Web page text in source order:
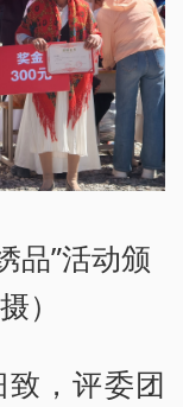
品”活动颁
）
，评委团